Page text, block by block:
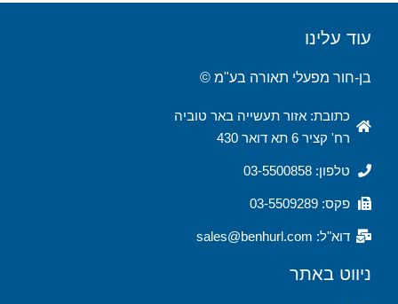
עוד עלינו
בן-חור מפעלי תאורה בע"מ ©
כתובת: אזור תעשייה באר טוביה
רח' קציר 6 תא דואר 430
טלפון: 03-5500858
פקס: 03-5509289
דוא"ל: sales@benhurl.com
ניווט באתר